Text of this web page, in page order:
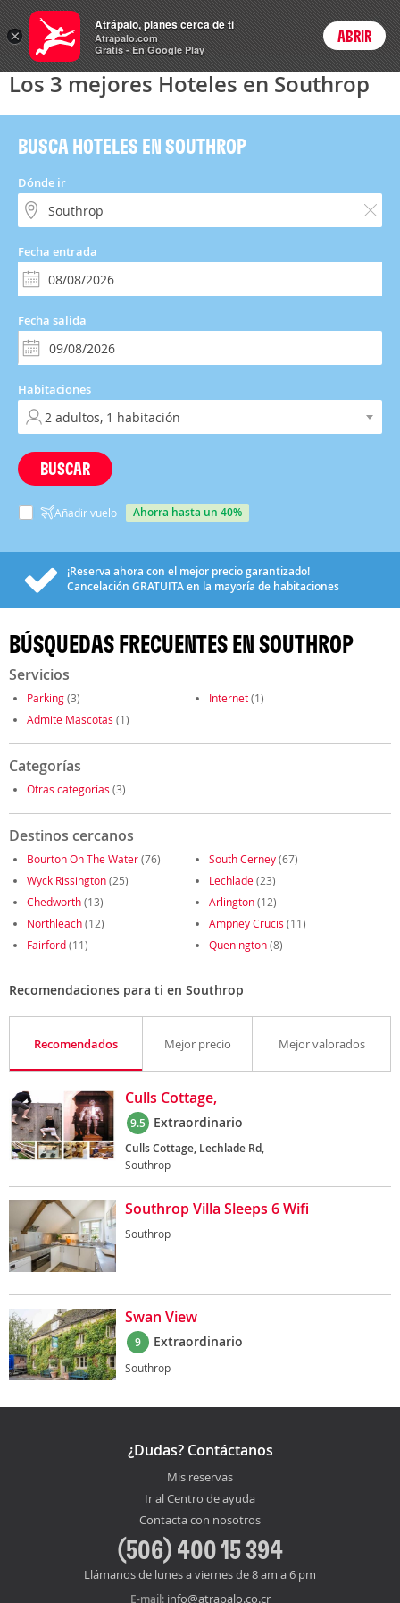
Hoteles Login
Los 3 mejores Hoteles en Southrop
BUSCA HOTELES EN SOUTHROP
Dónde ir
Fecha entrada
Fecha salida
Habitaciones
BUSCAR
Añadir vuelo ahorra hasta un 40%
¡Reserva ahora con el mejor precio garantizado!
Cancelación GRATUITAen la mayoría de habitaciones
BÚSQUEDAS FRECUENTES EN SOUTHROP
Servicios
Parking(3) Internet(1)
Admite Mascotas (1)
Categorías
Otras categorías (3)
Destinos cercanos
Bourton On The Water(76) South Cerney(67)
Wyck Rissington(25) Lechlade(23)
Chedworth(13) Arlington(12)
Northleach(12) Ampney Crucis (11)
Fairford(11) Quenington(8)
Recomendaciones para ti en Southrop
Recomendados Mejor precio Mejor valorados
Culls Cottage,
9.5 Extraordinario
Culls Cottage, Lechlade Rd,
Southrop
Southrop Villa Sleeps 6 Wifi
Southrop
Swan View
9 Extraordinario
Southrop
¿Dudas? Contáctanos
Mis reservas
Ir al Centro de ayuda
Contacta con nosotros
(506) 400 15 394
Llámanos de lunes a viernes de 8 am a 6 pm
E-mail: info@atrapalo.co.cr
×
Atrápalo, planes cerca de ti
Atrapalo.com
Gratis - En Google Play
ABRIR